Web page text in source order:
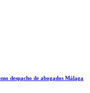
despacho de abogados Málaga